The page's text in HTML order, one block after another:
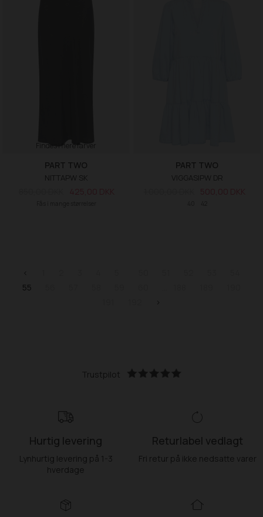
Findes i flere farver
PART TWO
NITTAPW SK
PART TWO
VIGGASIPW DR
55
Trustpilot
Hurtig levering
Lynhurtig levering på 1-3
hverdage
Returlabel vedlagt
Fri retur på ikke nedsatte varer